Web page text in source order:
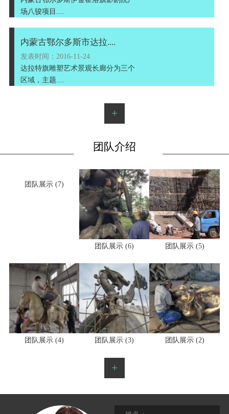
场八骏项目....
内蒙古鄂尔多斯市达拉....
发表时间：2016-11-24
达拉特旗雕塑艺术景观长廊分为三个
团队展示 (6) 团队展示 (5)
团队展示 (3)